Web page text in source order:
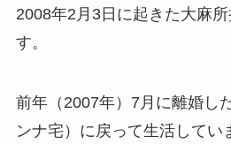
2008年2月3日に起きた大麻
す。
前年（2007年）7月に離婚し
ンナ宅）に戻って生活してい